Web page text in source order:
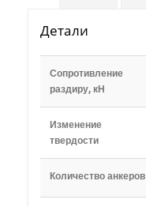
Детали
Сопротивление
раздиру, кН
Изменение
твердости
Количество анкеров